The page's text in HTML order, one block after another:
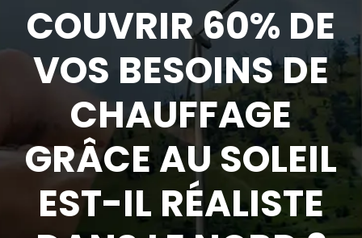
COUVRIR 60% DE
VOS BESOINS DE
CHAUFFAGE
GRÂCE AU SOLEIL
EST-IL RÉALISTE